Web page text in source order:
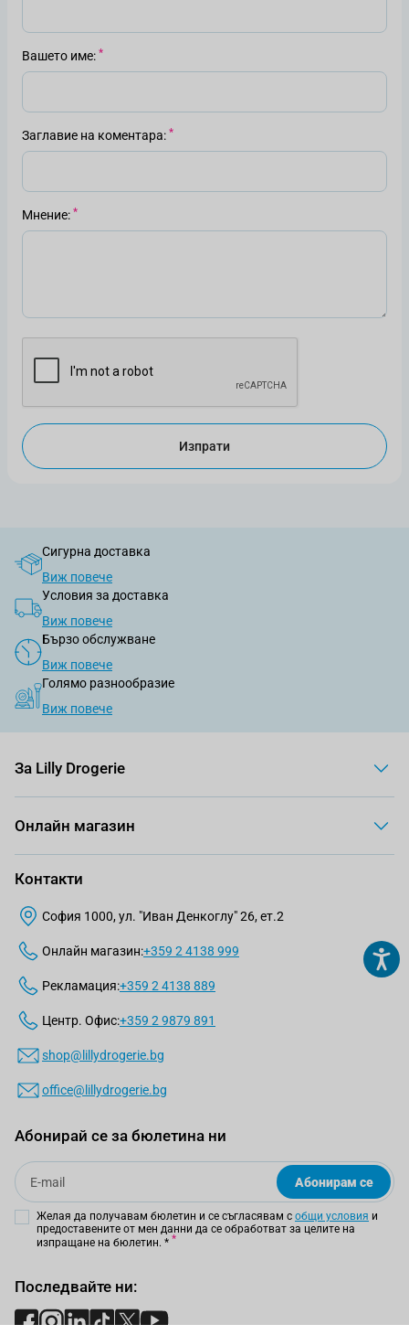
Вашето име
Заглавие на коментара
Мнение
Изпрати
Сигурна доставка
Виж повече
Условия за доставка
Виж повече
Бързо обслужване
Виж повече
Голямо разнообразие
Виж повече
За Lilly Drogerie
Онлайн магазин
Контакти
София 1000, ул. "Иван Денкоглу" 26, ет.2
Онлайн магазин:+359 2 4138 999
Рекламация:+359 2 4138 889
Центр. Офис:+359 2 9879 891
shop@lillydrogerie.bg
office@lillydrogerie.bg
Абонирай се за бюлетина ни
Email
Абонирам се
Желая да получавам бюлетин и се съгласявам с общи условия и
предоставените от мен данни да се обработват за целите на
изпращане на бюлетин. *
Последвайте ни: